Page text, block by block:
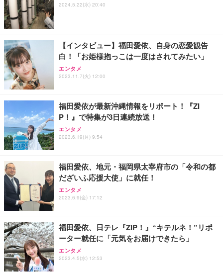
【Amazon.co.jp 限定】SoftBank 光 お申し込みエ
エレコム WiFi ルーター 無線LAN Wi-Fi7 11BE 2882
+688Mbps IPv6(IPoE)対応 エコパッケージ WRC-W
701-B
バッファロー Wi-Fi 6 ルーター 2401+573Mbps WS
R-3000AX4P/NBK (× 2)
【整備済み品】Lenovo ThinkCentre M75s Gen2 Ry
【整備済み品】 ゲーミングPC デスクトップ タワー
型 UNITCOM biz-h 10世代 Core i7-10700 - RTX 406
0 8G - 32GBメモリ - 大容量 SSD1.0TB - Windows
【整備済み品】Dell OptiPlex SFF Plus 7010 デスク
トップPC Core i5-13500 DDR4 メモリ32GB SSD51
2GB+HDD1TB MS Office 2021 DisplayPort/HDMI U
2024.5.22(水) 20:40
【インタビュー】福田愛依、自身の恋愛観告
白！「お姫様抱っこは一度はされてみたい」
エンタメ
2023.11.7(火) 12:00
福田愛依が最新沖縄情報をリポート！『ZI
P！』で特集が3日連続放送！
エンタメ
2023.6.19(月) 9:54
福田愛依、地元・福岡県太宰府市の「令和の都
だざいふ応援大使」に就任！
エンタメ
2023.6.9(金) 17:12
福田愛依、日テレ『ZIP！』“キテルネ！”リポ
ーター就任に「元気をお届けできたら」
エンタメ
2023.4.5(水) 12:53